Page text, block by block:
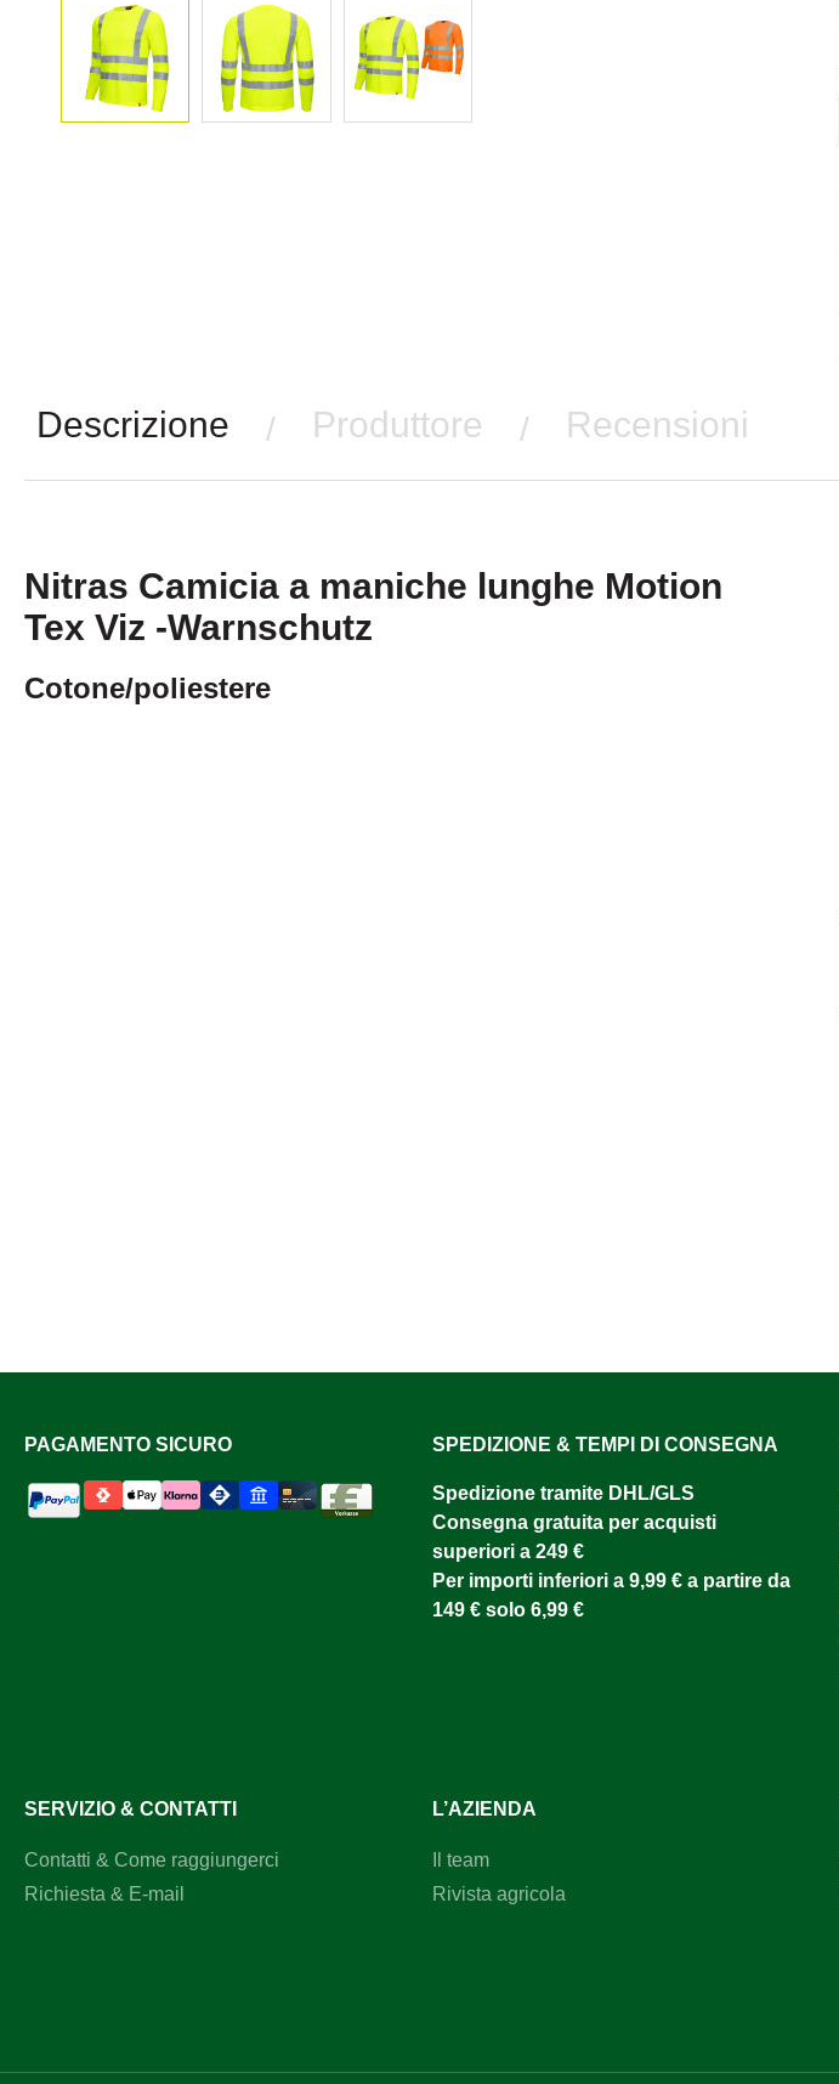
Descrizione / Produttore / Recensioni
Nitras Camicia a maniche lunghe Motion
Tex Viz -Warnschutz
Cotone/poliestere
PAGAMENTO SICURO SPEDIZIONE & TEMPI DI CONSEGNA
Spedizione tramite DHL/GLS ​
Consegna gratuita per acquisti
superiori a 249 €
Per importi inferiori a 9,99 € a partire da
149 € solo 6,99 €
SERVIZIO & CONTATTI
Contatti & Come raggiungerci
Richiesta & E-mail
L’AZIENDA
Il team
Rivista agricola